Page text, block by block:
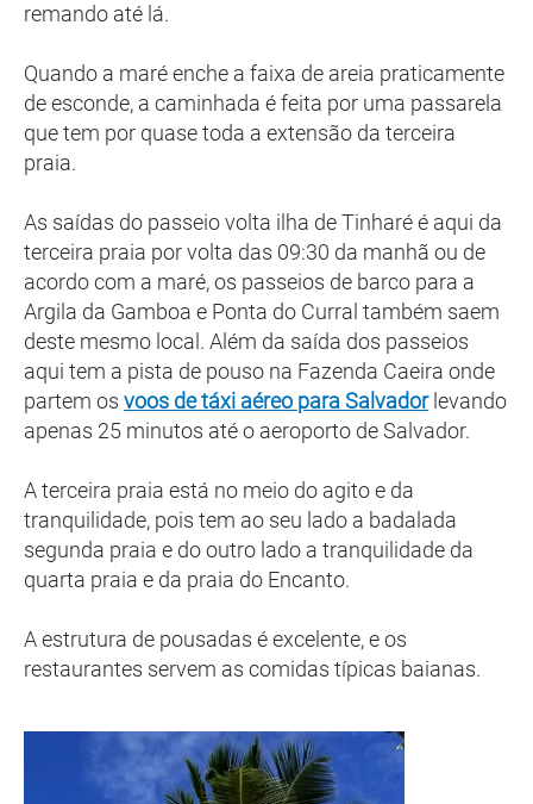
remando até lá.
Quando a maré enche a faixa de areia praticamente
de esconde, a caminhada é feita por uma passarela
que tem por quase toda a extensão da terceira
praia.
As saídas do passeio volta ilha de Tinharé é aqui da
terceira praia por volta das 09:30 da manhã ou de
acordo com a maré, os passeios de barco para a
Argila da Gamboa e Ponta do Curral também saem
deste mesmo local. Além da saída dos passeios
aqui tem a pista de pouso na Fazenda Caeira onde
partem os voos de táxi aéreo para Salvador levando
apenas 25 minutos até o aeroporto de Salvador.
A terceira praia está no meio do agito e da
tranquilidade, pois tem ao seu lado a badalada
segunda praia e do outro lado a tranquilidade da
quarta praia e da praia do Encanto.
A estrutura de pousadas é excelente, e os
restaurantes servem as comidas típicas baianas.